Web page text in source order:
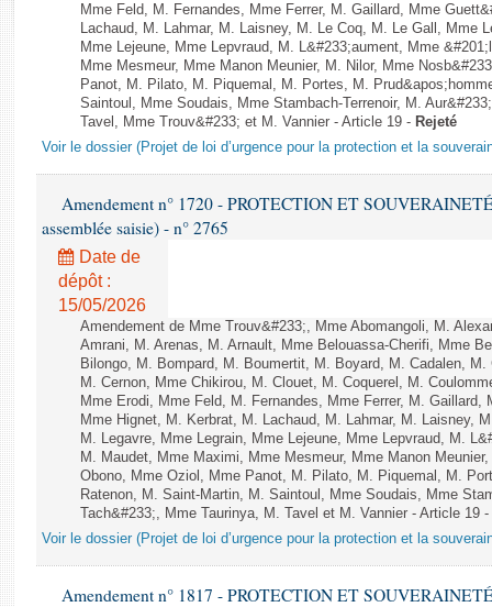
Rapports sur l'application des lois
Baromètre de l’application des lois
Dossiers législatifs
Budget et sécurité sociale
Questions écrites et orales
Mme Feld, M. Fernandes, Mme Ferrer, M. Gaillard, Mme
Lachaud, M. Lahmar, M. Laisney, M. Le Coq, M. Le Gall, Mme
Mme Lejeune, Mme Lepvraud, M. L&#233;aument, Mme
Mme Mesmeur, Mme Manon Meunier, M. Nilor, Mme
Panot, M. Pilato, M. Piquemal, M. Portes, M.
Saintoul, Mme Soudais, Mme Stambach-Terrenoir, M.
Tavel, Mme Trouv&#233; et M. Vannier - Article 19 - Rejeté
Voir le dossier (Projet de loi d’urgence pour la protection et la
Amendement n° 1720 - PROTECTION ET
assemblée saisie) - n° 2765
Date de
dépôt :
15/05/2026
Amendement de Mme Trouv&#233;, Mme Abomangoli, M.
Amrani, M. Arenas, M. Arnault, Mme Belouassa-Cherifi, Mme
Bilongo, M. Bompard, M. Boumertit, M. Boyard, M. Cadalen,
M. Cernon, Mme Chikirou, M. Clouet, M. Coquerel, M.
Mme Erodi, Mme Feld, M. Fernandes, Mme Ferrer, M. Gaillard,
Mme Hignet, M. Kerbrat, M. Lachaud, M. Lahmar, M. Laisney,
M. Legavre, Mme Legrain, Mme Lejeune, Mme Lepvraud, M.
M. Maudet, Mme Maximi, Mme Mesmeur, Mme Manon
Obono, Mme Oziol, Mme Panot, M. Pilato, M. Piquemal, M.
Ratenon, M. Saint-Martin, M. Saintoul, Mme Soudais, Mme
Tach&#233;, Mme Taurinya, M. Tavel et M. Vannier - Article 19 -
Voir le dossier (Projet de loi d’urgence pour la protection et la
Amendement n° 1817 - PROTECTION ET